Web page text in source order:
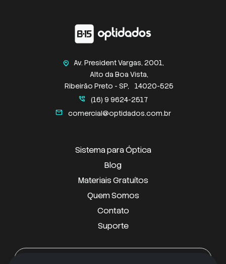
home_pin
Av. President Vargas, 2001,
Alto da Boa Vista,
Ribeirão Preto - SP,
14020-525
perm_phone_msg (16) 9 9624-2517
mail comercial@optidados.com.br
Sistema para Óptica
Blog
Materiais Gratuítos
Quem Somos
Contato
Suporte